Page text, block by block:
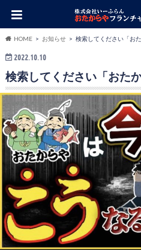
HOME お知らせ 検索してください「お
2022.10.10
検索してください「おた